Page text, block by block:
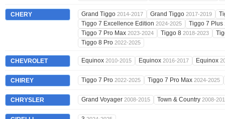
CHERY Grand Tiggo 2014-2017 Grand Tiggo 2017-2019
Tiggo 7 Excellence Edition 2024-2025 Tiggo 7 Plus
Tiggo 7 Pro Max 2023-2024 Tiggo 8 2018-2023
Tiggo 8 Pro 2022-2025
CHEVROLET Equinox 2010-2015 Equinox 2016-2017 Equinox
CHIREY Tiggo 7 Pro 2022-2025 Tiggo 7 Pro Max 2024-2025
CHRYSLER Grand Voyager 2008-2015 Town & Country 2008-